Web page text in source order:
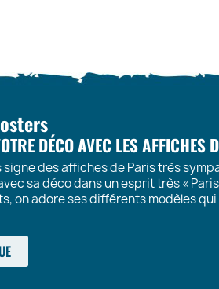
DÉCO AVEC LES AFFICHES
signe des affiches de Paris très
sa déco dans un esprit très «
on adore ses différents modèles